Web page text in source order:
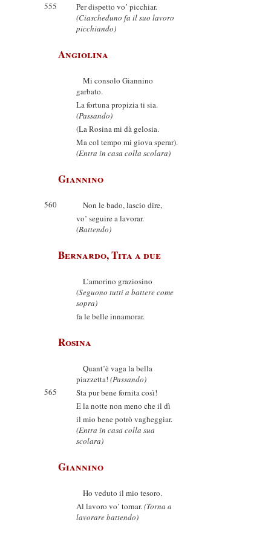
555
Per dispetto vo’ picchiar.
(Ciascheduno fa il suo lavoro
picchiando)
Angiolina
Mi consolo Giannino
garbato.
La fortuna propizia ti sia.
(Passando)
(La Rosina mi dà gelosia.
Ma col tempo mi giova sperar).
(Entra in casa colla scolara)
Giannino
560
Non le bado, lascio dire,
vo’ seguire a lavorar.
(Battendo)
Bernardo, Tita a due
L’amorino graziosino
(Seguono tutti a battere come
sopra)
fa le belle innamorar.
Rosina
Quant’è vaga la bella
piazzetta! (Passando)
565
Sta pur bene fornita così!
E la notte non meno che il dì
il mio bene potrò vagheggiar.
(Entra in casa colla sua
scolara)
Giannino
Ho veduto il mio tesoro.
Al lavoro vo’ tornar.(Torna a
lavorare battendo)